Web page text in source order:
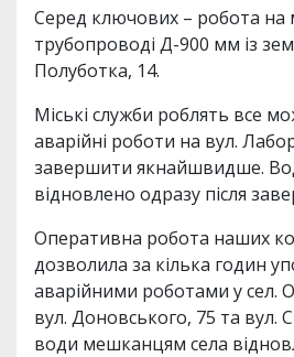
Серед ключових – робота на
трубопроводі Д-900 мм із
Полуботка, 14.
Міські служби роблять все
аварійні роботи на вул.
завершити якнайшвидше.
відновлено одразу після
Оперативна робота наших
дозволила за кілька годин
аварійними роботами у сел.
вул. Доновського, 75 та вул.
води мешканцям села